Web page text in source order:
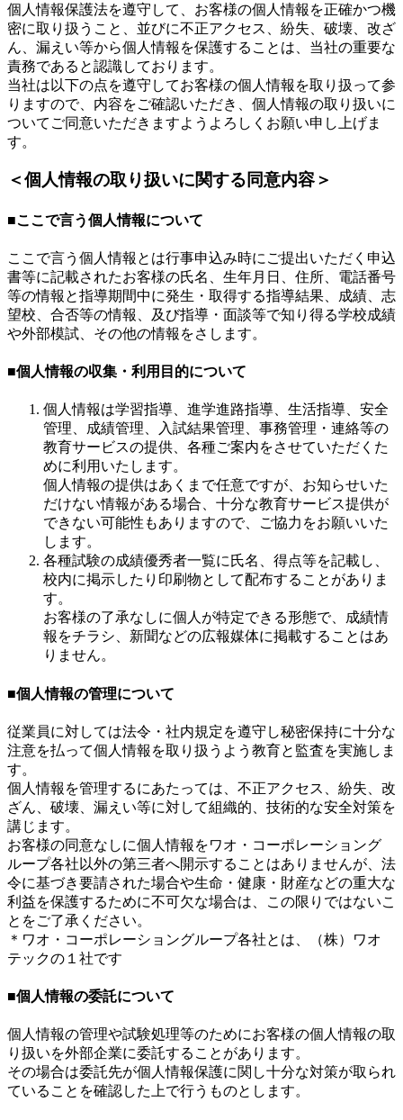
個人情報保護法を遵守して、お客様の個人情報を正確かつ機
密に取り扱うこと、並びに不正アクセス、紛失、破壊、改ざ
ん、漏えい等から個人情報を保護することは、当社の重要な
責務であると認識しております。
当社は以下の点を遵守してお客様の個人情報を取り扱って参
りますので、内容をご確認いただき、個人情報の取り扱いに
ついてご同意いただきますようよろしくお願い申し上げま
す。
＜個人情報の取り扱いに関する同意内容＞
■ここで言う個人情報について
ここで言う個人情報とは行事申込み時にご提出いただく申込
書等に記載されたお客様の氏名、生年月日、住所、電話番号
等の情報と指導期間中に発生・取得する指導結果、成績、志
望校、合否等の情報、及び指導・面談等で知り得る学校成績
や外部模試、その他の情報をさします。
■個人情報の収集・利用目的について
個人情報は学習指導、進学進路指導、生活指導、安全
管理、成績管理、入試結果管理、事務管理・連絡等の
教育サービスの提供、各種ご案内をさせていただくた
めに利用いたします。
個人情報の提供はあくまで任意ですが、お知らせいた
だけない情報がある場合、十分な教育サービス提供が
できない可能性もありますので、ご協力をお願いいた
します。
各種試験の成績優秀者一覧に氏名、得点等を記載し、
校内に掲示したり印刷物として配布することがありま
す。
お客様の了承なしに個人が特定できる形態で、成績情
報をチラシ、新聞などの広報媒体に掲載することはあ
りません。
■個人情報の管理について
従業員に対しては法令・社内規定を遵守し秘密保持に十分な
注意を払って個人情報を取り扱うよう教育と監査を実施しま
す。
個人情報を管理するにあたっては、不正アクセス、紛失、改
ざん、破壊、漏えい等に対して組織的、技術的な安全対策を
講じます。
お客様の同意なしに個人情報をワオ・コーポレーショング
ループ各社以外の第三者へ開示することはありませんが、法
令に基づき要請された場合や生命・健康・財産などの重大な
利益を保護するために不可欠な場合は、この限りではないこ
とをご了承ください。
＊ワオ・コーポレーショングループ各社とは、（株）ワオ
テックの１社です
■個人情報の委託について
個人情報の管理や試験処理等のためにお客様の個人情報の取
り扱いを外部企業に委託することがあります。
その場合は委託先が個人情報保護に関し十分な対策が取られ
ていることを確認した上で行うものとします。